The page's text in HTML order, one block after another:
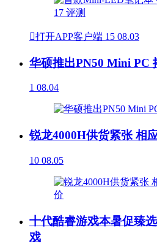
打开APP客户端 15 08.03
华硕推出PN50 Mini PC
1 08.04
锐龙4000H供货紧张 相
10 08.05
十代酷睿游戏本暑促臻
戏